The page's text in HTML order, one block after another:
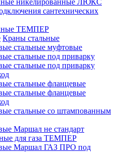
сантехнических
ТЕМПЕР
Краны стальные
стальные муфтовые
стальные под приварку
стальные под приварку
стальные фланцевые
стальные фланцевые
стальные со штампованным
Маршал не стандарт
для газа ТЕМПЕР
Маршал ГАЗ ПРО под